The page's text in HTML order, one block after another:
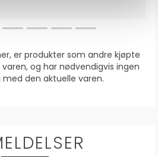
er produkter som andre kjøpte
og har nødvendigvis ingen
den aktuelle varen.